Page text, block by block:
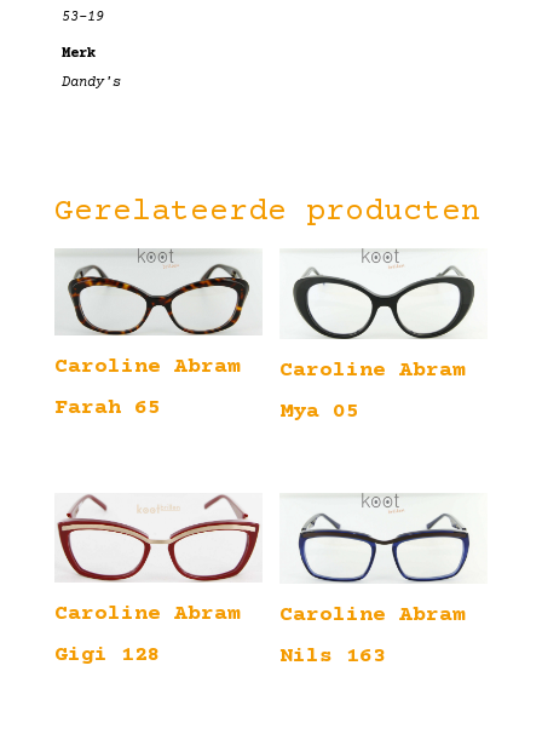
53-19
Merk
Dandy's
Gerelateerde producten
Caroline Abram
Farah 65
Caroline Abram
Mya 05
Caroline Abram
Gigi 128
Caroline Abram
Nils 163